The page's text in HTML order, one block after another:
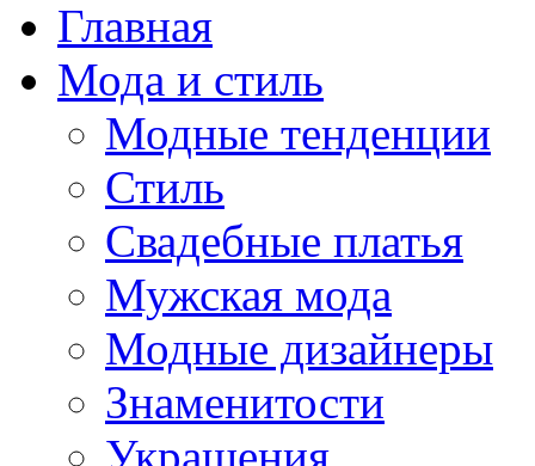
Главная
Мода и стиль
Модные тенденции
Стиль
Свадебные платья
Мужская мода
Модные дизайнеры
Знаменитости